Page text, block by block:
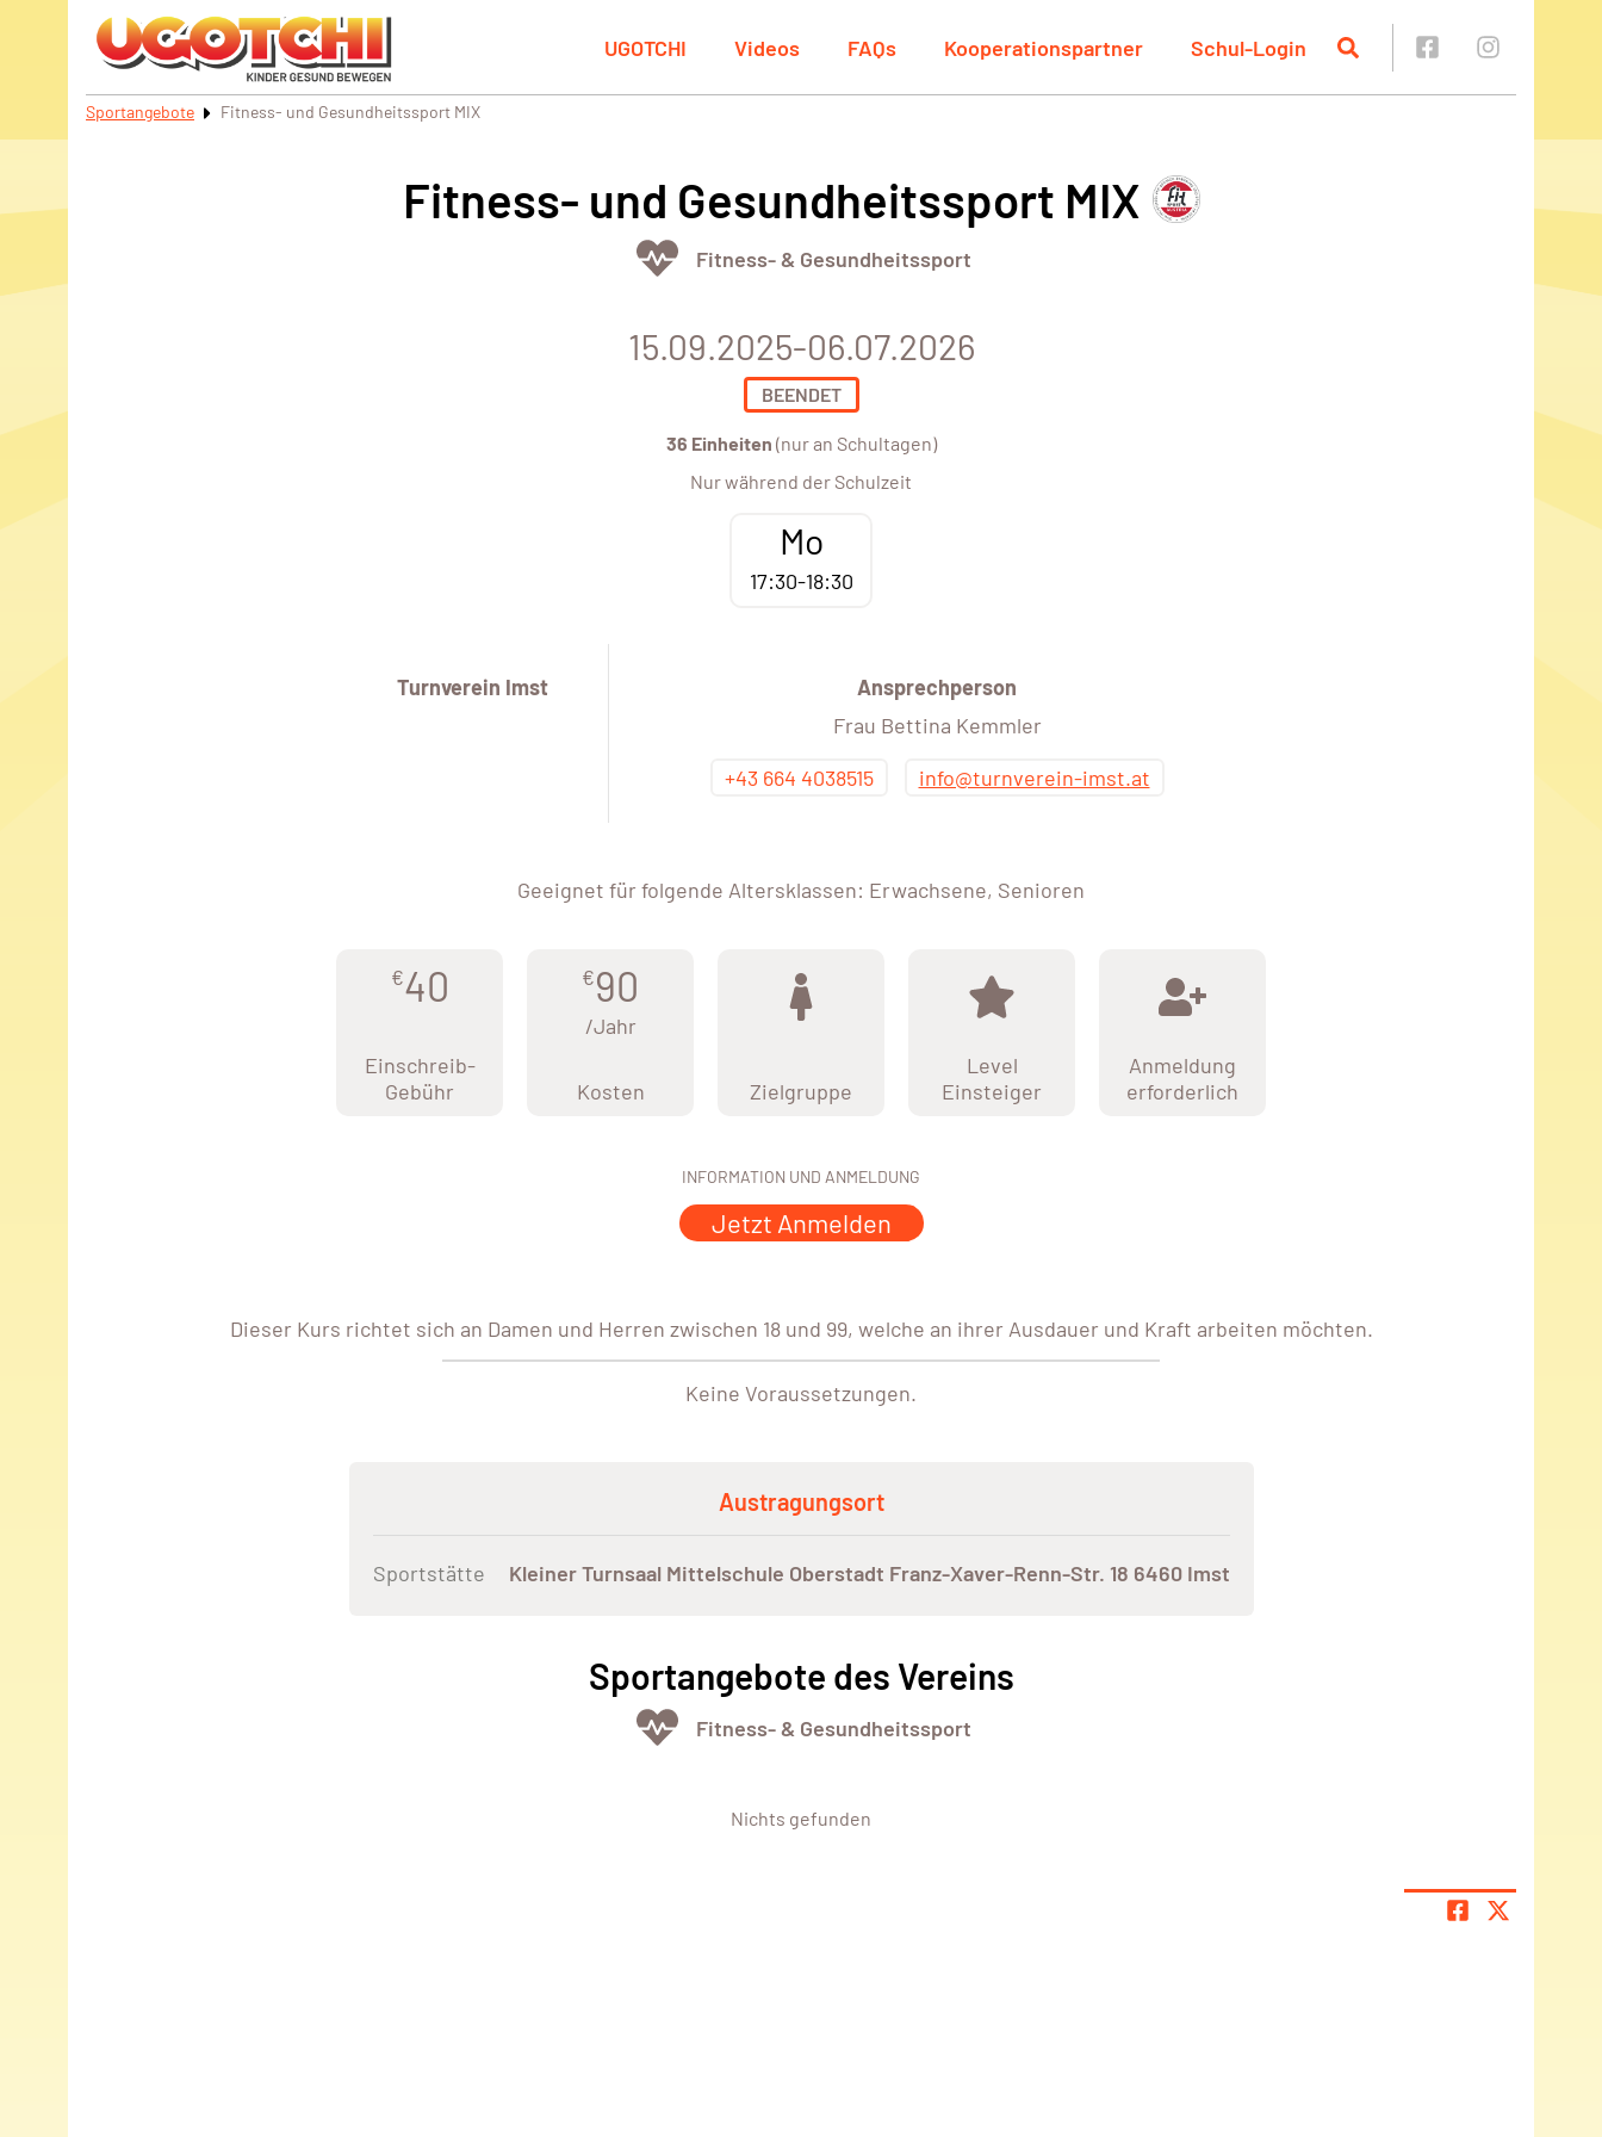
UGOTCHI Videos FAQs Kooperationspartner Schul-Login
Sportangebote Fitness- und Gesundheitssport MIX
Fitness- und Gesundheitssport MIX
Fitness- & Gesundheitssport
15.09.2025-06.07.2026
BEENDET
36 Einheiten (nur an Schultagen)
Nur während der Schulzeit
Mo
17:30-18:30
Turnverein Imst
Ansprechperson
Frau Bettina Kemmler
+43 664 4038515
info@turnverein-imst.at
Geeignet für folgende Altersklassen: Erwachsene, Senioren
€40
Einschreib-
Gebühr
€90
/Jahr
Kosten Zielgruppe
Level
Einsteiger
Anmeldung
erforderlich
INFORMATION UND ANMELDUNG
Jetzt Anmelden
Dieser Kurs richtet sich an Damen und Herren zwischen 18 und 99, welche an ihrer Ausdauer und Kraft arbeiten möchten.
Keine Voraussetzungen.
Austragungsort
Sportstätte Kleiner Turnsaal Mittelschule Oberstadt Franz-Xaver-Renn-Str. 18 6460 Imst
Sportangebote des Vereins
Fitness- & Gesundheitssport
Nichts gefunden